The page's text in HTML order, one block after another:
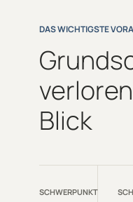
DAS WICHTIGSTE
Blick
SCHWERPUNKT